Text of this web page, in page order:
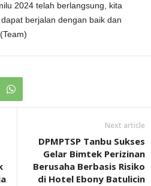
2024 telah berlangsung, kita
berjalan dengan baik dan
Next article
DPMPTSP Tanbu Sukses
Gelar Bimtek Perizinan
Berusaha Berbasis Risiko
di Hotel Ebony Batulicin